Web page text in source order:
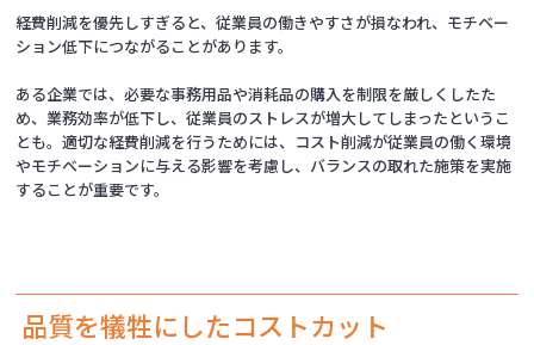
経費削減を優先しすぎると、従業員の働きやすさが損なわれ、モチベー
ション低下につながることがあります。
ある企業では、必要な事務用品や消耗品の購入を制限を厳しくしたた
め、業務効率が低下し、従業員のストレスが増大してしまったというこ
とも。適切な経費削減を行うためには、コスト削減が従業員の働く環境
やモチベーションに与える影響を考慮し、バランスの取れた施策を実施
することが重要です。
品質を犠牲にしたコストカット